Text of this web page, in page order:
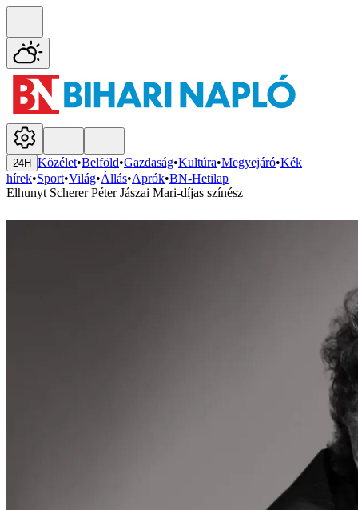
24H Közélet•Belföld•Gazdaság•Kultúra•Megyejáró•Kék
hírek•Sport•Világ•Állás•Aprók•BN-Hetilap
Elhunyt Scherer Péter Jászai Mari-díjas színész